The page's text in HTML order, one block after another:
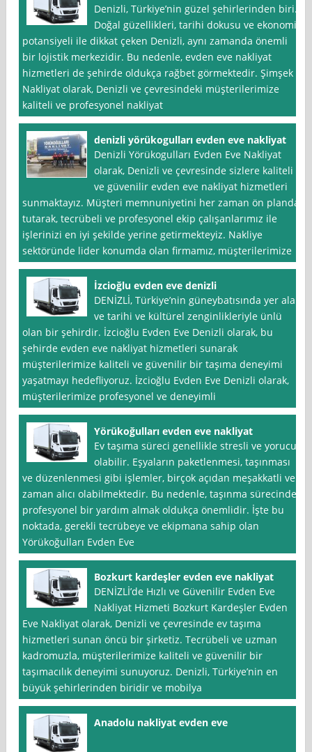
Denizli, Türkiye’nin güzel şehirlerinden biri.
Doğal güzellikleri, tarihi dokusu ve ekonomik
potansiyeli ile dikkat çeken Denizli, aynı zamanda önemli
bir lojistik merkezidir. Bu nedenle, evden eve nakliyat
hizmetleri de şehirde oldukça rağbet görmektedir. Şimşek
Nakliyat olarak, Denizli ve çevresindeki müşterilerimize
kaliteli ve profesyonel nakliyat
denizli yörükogulları evden eve nakliyat
Denizli Yörükogulları Evden Eve Nakliyat
olarak, Denizli ve çevresinde sizlere kaliteli
ve güvenilir evden eve nakliyat hizmetleri
sunmaktayız. Müşteri memnuniyetini her zaman ön planda
tutarak, tecrübeli ve profesyonel ekip çalışanlarımız ile
işlerinizi en iyi şekilde yerine getirmekteyiz. Nakliye
sektöründe lider konumda olan firmamız, müşterilerimize
İzcioğlu evden eve denizli
DENİZLİ, Türkiye’nin güneybatısında yer alan
ve tarihi ve kültürel zenginlikleriyle ünlü
olan bir şehirdir. İzcioğlu Evden Eve Denizli olarak, bu
şehirde evden eve nakliyat hizmetleri sunarak
müşterilerimize kaliteli ve güvenilir bir taşıma deneyimi
yaşatmayı hedefliyoruz. İzcioğlu Evden Eve Denizli olarak,
müşterilerimize profesyonel ve deneyimli
Yörükoğulları evden eve nakliyat
Ev taşıma süreci genellikle stresli ve yorucu
olabilir. Eşyaların paketlenmesi, taşınması
ve düzenlenmesi gibi işlemler, birçok açıdan meşakkatli ve
zaman alıcı olabilmektedir. Bu nedenle, taşınma sürecinde
profesyonel bir yardım almak oldukça önemlidir. İşte bu
noktada, gerekli tecrübeye ve ekipmana sahip olan
Yörükoğulları Evden Eve
Bozkurt kardeşler evden eve nakliyat
DENİZLİ’de Hızlı ve Güvenilir Evden Eve
Nakliyat Hizmeti Bozkurt Kardeşler Evden
Eve Nakliyat olarak, Denizli ve çevresinde ev taşıma
hizmetleri sunan öncü bir şirketiz. Tecrübeli ve uzman
kadromuzla, müşterilerimize kaliteli ve güvenilir bir
taşımacılık deneyimi sunuyoruz. Denizli, Türkiye’nin en
büyük şehirlerinden biridir ve mobilya
Anadolu nakliyat evden eve